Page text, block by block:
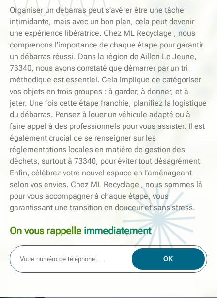
Organiser un débarras peut s'avérer être une tâche
intimidante, mais avec un bon plan, cela peut devenir
une expérience libératrice. Chez ML Recyclage , nous
comprenons l'importance de chaque étape pour garantir
un débarras réussi. Dans la région de Aillon Le Jeune,
73340, nous avons constaté que démarrer par un tri
méthodique est essentiel. Cela implique de catégoriser
vos objets en trois groupes : à garder, à donner, et à
jeter. Une fois cette étape franchie, planifiez la logistique
du débarras. Pensez à louer un véhicule adapté ou à
faire appel à des professionnels pour vous assister. Il est
également crucial de se renseigner sur les
réglementations locales en matière de gestion des
déchets, surtout à 73340, pour éviter tout désagrément.
Enfin, célébrez votre nouvel espace en l'aménageant
selon vos envies. Chez ML Recyclage , nous sommes là
pour vous accompagner à chaque étape, vous
garantissant une transition en douceur et sans stress.
On vous rappelle immediatement